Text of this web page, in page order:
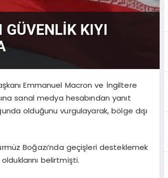
Emmanuel Macron ve İngiltere
sanal medya hesabından yanıt
olduğunu vurgulayarak, bölge dışı
Boğazı’nda geçişleri desteklemek
belirtmişti.